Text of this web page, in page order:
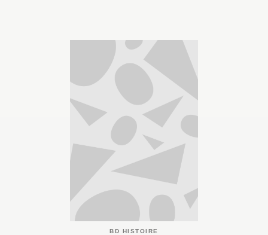
BD HISTOIRE